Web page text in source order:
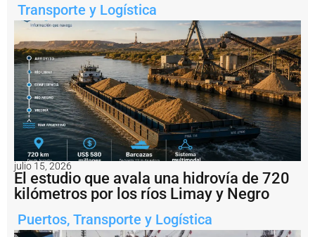
e
R
o
s
a
ri
o
c
o
n
v
r
ti
r
s
e
r
Transporte y Logística
julio 15, 2026
El estudio que avala una hidrovía de 720
kilómetros por los ríos Limay y Negro
Puertos, Transporte y Logística